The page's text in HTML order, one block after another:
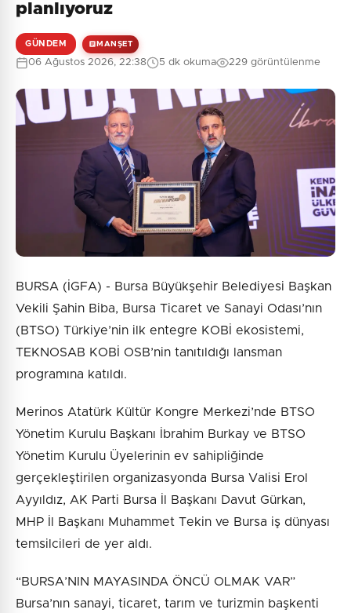
Güvenlik Sorusu:
10 + 9 = ?
Gönder
planlıyoruz
GÜNDEM MANŞET
06 Ağustos 2026, 22:38 5 dk okuma 229 görüntülenme
BURSA (İGFA) - Bursa Büyükşehir Belediyesi Başkan
Vekili Şahin Biba, Bursa Ticaret ve Sanayi Odası’nın
(BTSO) Türkiye’nin ilk entegre KOBİ ekosistemi,
TEKNOSAB KOBİ OSB’nin tanıtıldığı lansman
programına katıldı.
Merinos Atatürk Kültür Kongre Merkezi’nde BTSO
Yönetim Kurulu Başkanı İbrahim Burkay ve BTSO
Yönetim Kurulu Üyelerinin ev sahipliğinde
gerçekleştirilen organizasyonda Bursa Valisi Erol
Ayyıldız, AK Parti Bursa İl Başkanı Davut Gürkan,
MHP İl Başkanı Muhammet Tekin ve Bursa iş dünyası
temsilcileri de yer aldı.
“BURSA’NIN MAYASINDA ÖNCÜ OLMAK VAR”
Bursa’nın sanayi, ticaret, tarım ve turizmin başkenti